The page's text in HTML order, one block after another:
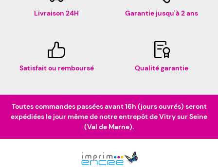
Livraison 24H Garantie jusqu'à 2 ans
Satisfait ou remboursé Qualité garantie
Toutes commandes passées avant 16h (jours ouvrés) seront
expédiées le jour même de notre entrepôt de Vitry sur Seine
(Val de Marne).